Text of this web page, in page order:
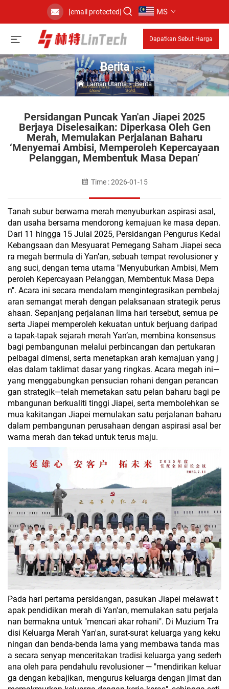
[email protected] MS
Dapatkan Sebut Harga
Berita
Laman Utama>Berita
Persidangan Puncak Yan'an Jiapei 2025
Berjaya Diselesaikan: Diperkasa Oleh Gen
Merah, Memulakan Perjalanan Baharu
‘Menyemai Ambisi, Memperoleh Kepercayaan
Pelanggan, Membentuk Masa Depan’
Time : 2026-01-15
Tanah subur berwarna merah menyuburkan aspirasi asal,
dan usaha bersama mendorong kemajuan ke masa depan.
Dari 11 hingga 15 Julai 2025, Persidangan Pengurus Kedai
Kebangsaan dan Mesyuarat Pemegang Saham Jiapei seca
ra megah bermula di Yan’an, sebuah tempat revolusioner y
ang suci, dengan tema utama "Menyuburkan Ambisi, Mem
peroleh Kepercayaan Pelanggan, Membentuk Masa Depa
n". Acara ini secara mendalam mengintegrasikan pembelaj
aran semangat merah dengan pelaksanaan strategik perus
ahaan. Sepanjang perjalanan lima hari tersebut, semua pe
serta Jiapei memperoleh kekuatan untuk berjuang daripad
a tapak-tapak sejarah merah Yan’an, membina konsensus
bagi pembangunan melalui perbincangan dan pertukaran
pelbagai dimensi, serta menetapkan arah kemajuan yang j
elas dalam taklimat dasar yang ringkas. Acara megah ini—
yang menggabungkan pensucian rohani dengan perancan
gan strategik—telah memetakan satu pelan baharu bagi pe
mbangunan berkualiti tinggi Jiapei, serta membolehkan se
mua kakitangan Jiapei memulakan satu perjalanan baharu
dalam pembangunan perusahaan dengan aspirasi asal ber
warna merah dan tekad untuk terus maju.
Pada hari pertama persidangan, pasukan Jiapei melawat t
apak pendidikan merah di Yan'an, memulakan satu perjala
nan bermakna untuk "mencari akar rohani". Di Muzium Tra
disi Keluarga Merah Yan'an, surat-surat keluarga yang keku
ningan dan benda-benda lama yang membawa tanda mas
a secara senyap menceritakan tradisi keluarga yang sederh
ana oleh para pendahulu revolusioner — "mendirikan keluar
ga dengan kebajikan, mengurus keluarga dengan jimat dan